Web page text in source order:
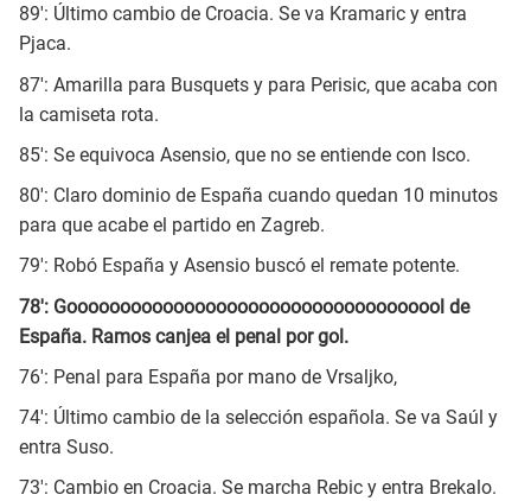
89': Último cambio de Croacia. Se va Kramaric y entra
Pjaca.
87': Amarilla para Busquets y para Perisic, que acaba con
la camiseta rota.
85': Se equivoca Asensio, que no se entiende con Isco.
80': Claro dominio de España cuando quedan 10 minutos
para que acabe el partido en Zagreb.
79': Robó España y Asensio buscó el remate potente.
78': Goooooooooooooooooooooooooooooooooool de
España. Ramos canjea el penal por gol.
76': Penal para España por mano de Vrsaljko,
74': Último cambio de la selección española. Se va Saúl y
entra Suso.
73': Cambio en Croacia. Se marcha Rebic y entra Brekalo.